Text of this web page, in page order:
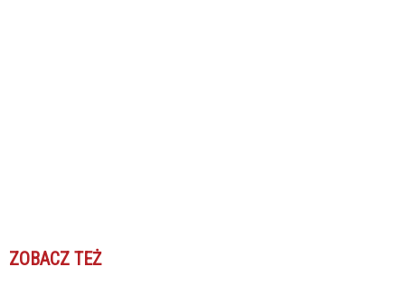
ZOBACZ TEŻ